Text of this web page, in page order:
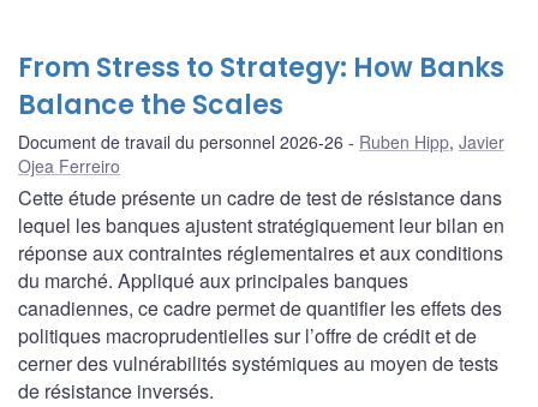
From Stress to Strategy: How Banks
Balance the Scales
Document de travail du personnel 2026-26 Ruben Hipp, Javier
Ojea Ferreiro
Cette étude présente un cadre de test de résistance dans
lequel les banques ajustent stratégiquement leur bilan en
réponse aux contraintes réglementaires et aux conditions
du marché. Appliqué aux principales banques
canadiennes, ce cadre permet de quantifier les effets des
politiques macroprudentielles sur l’offre de crédit et de
cerner des vulnérabilités systémiques au moyen de tests
de résistance inversés.